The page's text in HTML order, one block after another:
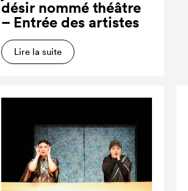
désir nommé théâtre
– Entrée des artistes
Lire la suite